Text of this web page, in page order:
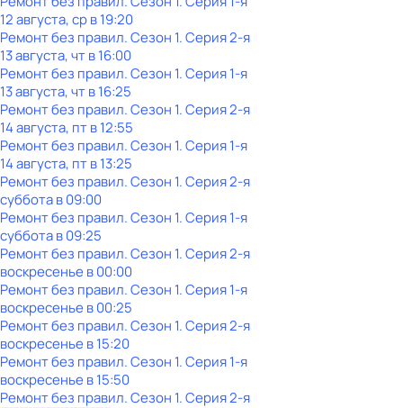
12 августа, ср в 19:20
Ремонт без правил. Сезон 1. Серия 2-я
13 августа, чт в 16:00
Ремонт без правил. Сезон 1. Серия 1-я
13 августа, чт в 16:25
Ремонт без правил. Сезон 1. Серия 2-я
14 августа, пт в 12:55
Ремонт без правил. Сезон 1. Серия 1-я
14 августа, пт в 13:25
Ремонт без правил. Сезон 1. Серия 2-я
субботав09:00
Ремонт без правил. Сезон 1. Серия 1-я
субботав09:25
Ремонт без правил. Сезон 1. Серия 2-я
воскресенье в00:00
Ремонт без правил. Сезон 1. Серия 1-я
воскресенье в00:25
Ремонт без правил. Сезон 1. Серия 2-я
воскресенье в15:20
Ремонт без правил. Сезон 1. Серия 1-я
воскресенье в15:50
Ремонт без правил. Сезон 1. Серия 2-я